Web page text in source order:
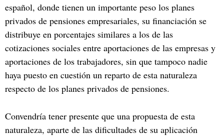
español, donde tienen un importante peso los planes
privados de pensiones empresariales, su financiación se
distribuye en porcentajes similares a los de las
cotizaciones sociales entre aportaciones de las empresas y
aportaciones de los trabajadores, sin que tampoco nadie
haya puesto en cuestión un reparto de esta naturaleza
respecto de los planes privados de pensiones.
Convendría tener presente que una propuesta de esta
naturaleza, aparte de las dificultades de su aplicación